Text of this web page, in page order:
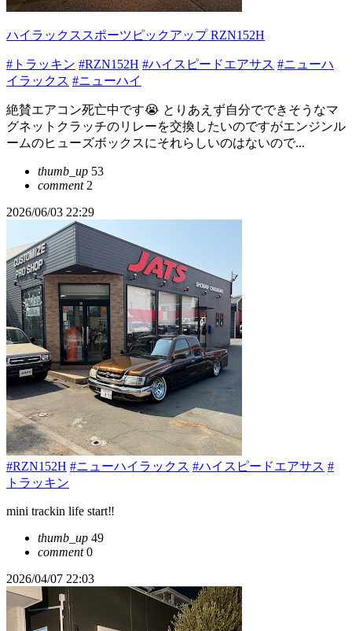
ハイラックススポーツピックアップ RZN152H
#トラッキン #RZN152H #ハイスピードエアサス #ニューハ
イラックス #ニューハイ
絶賛エアコン死亡中です😭 とりあえず自分でできそうなマ
グネットクラッチのリレーを交換したいのですがエンジンル
ームのヒューズボックスにそれらしいのはないので...
thumb_up 53
comment2
2026/06/03 22:29
#RZN152H #ニューハイラックス #ハイスピードエアサス #
トラッキン
mini trackin life start‼️
thumb_up 49
comment0
2026/04/07 22:03